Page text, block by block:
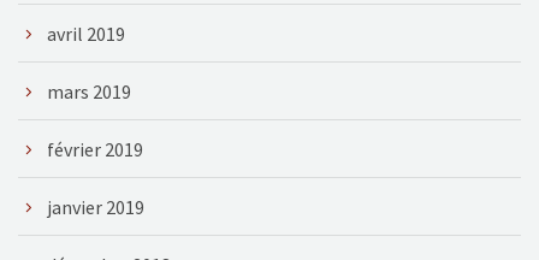
avril 2019
mars 2019
février 2019
janvier 2019